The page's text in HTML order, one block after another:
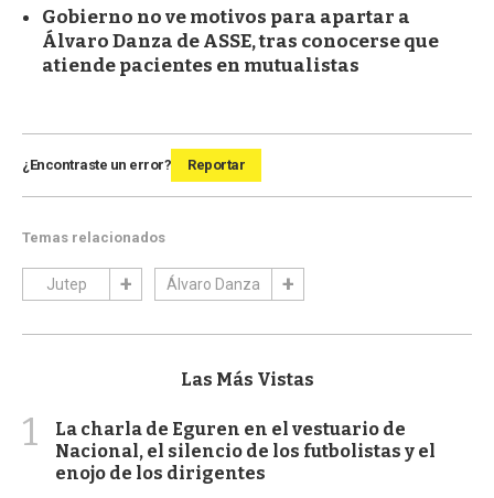
Gobierno no ve motivos para apartar a
Álvaro Danza de ASSE, tras conocerse que
atiende pacientes en mutualistas
¿Encontraste un error? Reportar
Temas relacionados
Jutep Álvaro Danza
Las Más Vistas
1
La charla de Eguren en el vestuario de
Nacional, el silencio de los futbolistas y el
enojo de los dirigentes